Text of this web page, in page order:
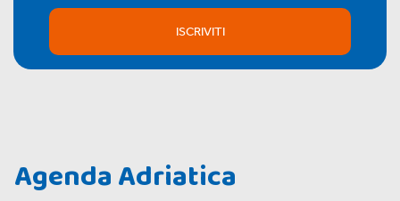
ISCRIVITI
Agenda Adriatica